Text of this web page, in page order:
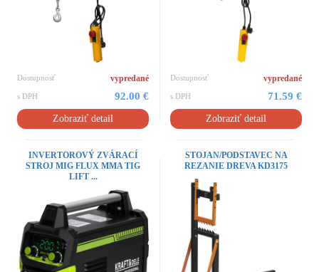
Dostupnosť vypredané
s DPH 92.00 €
Zobraziť detail
Dostupnosť vypredané
s DPH 71.59 €
Zobraziť detail
INVERTOROVÝ ZVÁRACÍ
STROJ MIG FLUX MMA TIG
LIFT ...
STOJAN/PODSTAVEC NA
REZANIE DREVA KD3175